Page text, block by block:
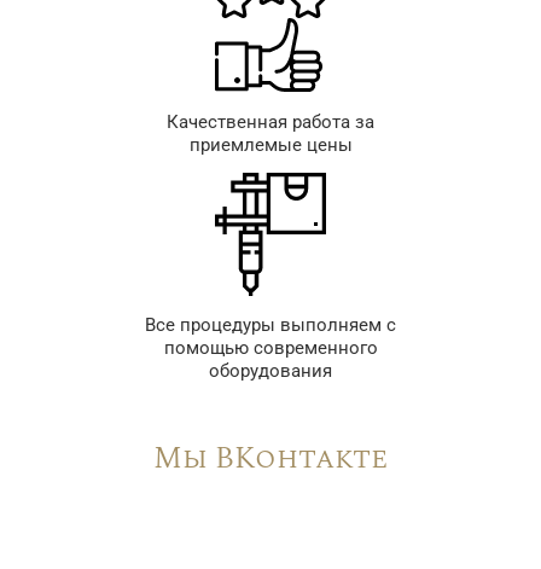
Качественная работа за
приемлемые цены
Все процедуры выполняем с
помощью современного
оборудования
Мы ВКонтакте